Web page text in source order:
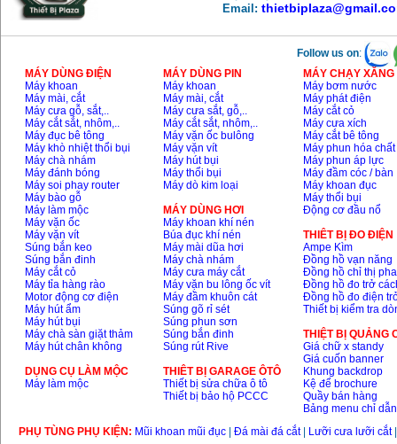
Email:
Follow us on:
MÁY DÙNG ĐIỆN
Máy khoan
Máy mài, cắt
Máy cưa gỗ, sắt,..
Máy cắt sắt, nhôm,..
Máy đục bê tông
Máy khò nhiệt thổi bụi
Máy chà nhám
Máy đánh bóng
Máy soi phay router
Máy bào gỗ
Máy làm mộc
Máy vặn ốc
Máy vặn vít
Súng bắn keo
Súng bắn đinh
Máy cắt cỏ
Máy tỉa hàng rào
Motor động cơ điện
Máy hút ẩm
Máy hút bụi
Máy chà sàn giặt thảm
Máy hút chân không
DỤNG CỤ LÀM MỘC
Máy làm mộc
MÁY DÙNG PIN
Máy khoan
Máy mài, cắt
Máy cưa sắt, gỗ,..
Máy cắt sắt, nhôm,..
Máy vặn ốc bulông
Máy vặn vít
Máy hút bụi
Máy thổi bụi
Máy dò kim loại
MÁY DÙNG HƠI
Máy khoan khí nén
Búa đục khí nén
Máy mài dũa hơi
Máy chà nhám
Máy cưa máy cắt
Máy vặn bu lông ốc vít
Máy đầm khuôn cát
Súng gõ rỉ sét
Súng phun sơn
Súng bắn đinh
Súng rút Rive
THIÊT BỊ GARAGE ÔTÔ
Thiết bị sửa chữa ô tô
Thiết bị bảo hộ PCCC
MÁY CHẠY
Máy bơm nước
Máy phát điện
Máy cắt cỏ
Máy cưa xích
Máy cắt bê tông
Máy phun hóa chất
Máy phun áp lực
Máy đầm cóc / bàn
Máy khoan đục
Máy thổi bụi
Động cơ đầu nổ
THIÊT BỊ ĐO ĐIỆN
Ampe Kìm
Đồng hồ vạn năng
Đồng hồ chỉ thị pha
Đồng hồ đo trở
Đồng hồ đo điện
Thiết bị kiểm tra
THIỆT BỊ QUẢNG
Giá chữ x standy
Giá cuốn banner
Khung backdrop
Kệ để brochure
Quầy bán hàng
Bảng menu chỉ dẫn
PHỤ TÙNG PHỤ KIỆN: Mũi khoan mũi đục Đá mài đá cắt| Lưỡi cưa lưỡi cắt